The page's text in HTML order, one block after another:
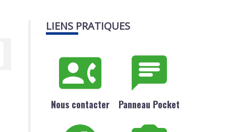
LIENS PRATIQUES
Nous contacter Panneau Pocket